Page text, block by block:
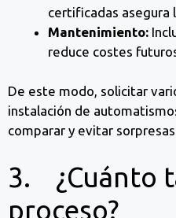
certificadas asegura
Mantenimiento:
reduce costes
De este modo, solicitar
instalación de
comparar y evitar
3. ¿Cuánto
proceso?